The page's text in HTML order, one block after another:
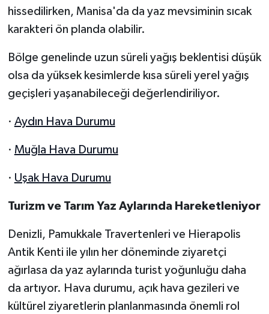
hissedilirken, Manisa'da da yaz mevsiminin sıcak
karakteri ön planda olabilir.
Bölge genelinde uzun süreli yağış beklentisi düşük
olsa da yüksek kesimlerde kısa süreli yerel yağış
geçişleri yaşanabileceği değerlendiriliyor.
· Aydın Hava Durumu
· Muğla Hava Durumu
· Uşak Hava Durumu
Turizm ve Tarım Yaz Aylarında Hareketleniyor
Denizli, Pamukkale Travertenleri ve Hierapolis
Antik Kenti ile yılın her döneminde ziyaretçi
ağırlasa da yaz aylarında turist yoğunluğu daha
da artıyor. Hava durumu, açık hava gezileri ve
kültürel ziyaretlerin planlanmasında önemli rol